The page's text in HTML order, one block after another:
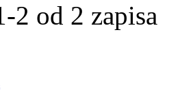
2 od 2 zapisa